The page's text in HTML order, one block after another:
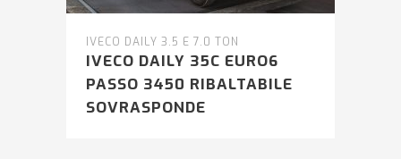
IVECO DAILY 3.5 E 7.0 TON
IVECO DAILY 35C EURO6
PASSO 3450 RIBALTABILE
SOVRASPONDE